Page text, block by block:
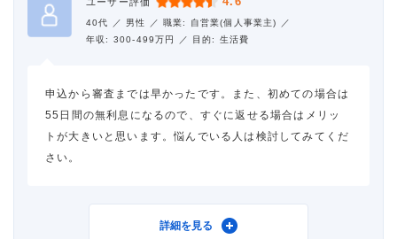
40代 ／ 男性 ／ 職業: 自営業(個人事業主) ／
年収: 300-499万円 ／
目的: 生活費
申込から審査までは早かったです。また、初めての場合は
55日間の無利息になるので、すぐに返せる場合はメリッ
トが大きいと思います。悩んでいる人は検討してみてくだ
さい。
ダイレクトワン
詳細を見る